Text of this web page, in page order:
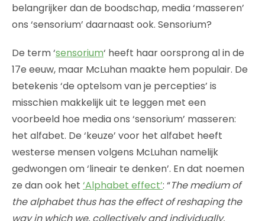
belangrijker dan de boodschap, media ‘masseren’
ons ‘sensorium’ daarnaast ook. Sensorium?
De term ‘sensorium‘ heeft haar oorsprong al in de
17e eeuw, maar McLuhan maakte hem populair. De
betekenis ‘de optelsom van je percepties’ is
misschien makkelijk uit te leggen met een
voorbeeld hoe media ons ‘sensorium’ masseren:
het alfabet. De ‘keuze’ voor het alfabet heeft
westerse mensen volgens McLuhan namelijk
gedwongen om ‘lineair te denken’. En dat noemen
ze dan ook het ‘Alphabet effect’: “The medium of
the alphabet thus has the effect of reshaping the
way in which we, collectively and individually,